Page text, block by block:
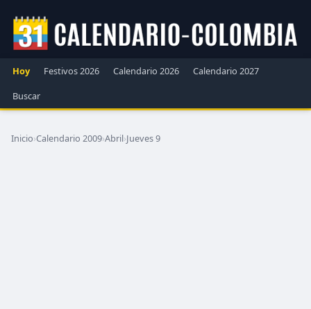
Hoy Festivos 2026 Calendario 2026
Calendario 2027
Buscar
Inicio›Calendario 2009›Abril›Jueves 9